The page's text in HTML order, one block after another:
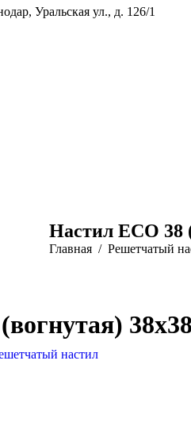
Уральская ул., д. 126/1
Настил ECO 38
Главная Решетчатый
настил